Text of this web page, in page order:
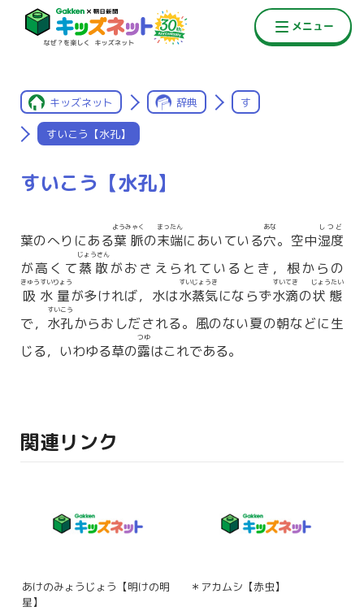
キッズネット 辞典 す
すいこう【水孔】
すいこう【水孔】
葉のへりにある葉脈
ようみゃく
の末端
まったん
にあいている穴
あな
。空中湿度
しつど
が高くて蒸散
じょうさん
がおさえられているとき，根からの
吸水量
きゅうすいりょう
が多ければ，水は水蒸気
すいじょうき
にならず水滴
すいてき
の状態
じょうたい
で， 水孔
すいこう
からおしだされる。風のない夏の朝などに生
じる，いわゆる草の露
つゆ
はこれである。
関連リンク
あけのみょうじょう【明けの明
星】
＊アカムシ【赤虫】